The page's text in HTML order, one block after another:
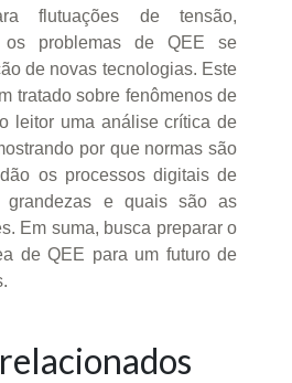
flutuações de tensão,
os problemas de QEE se
de novas tecnologias. Este
tratado sobre fenômenos de
leitor uma análise crítica de
por que normas são
os processos digitais de
grandezas e quais são as
Em suma, busca preparar o
de QEE para um futuro de